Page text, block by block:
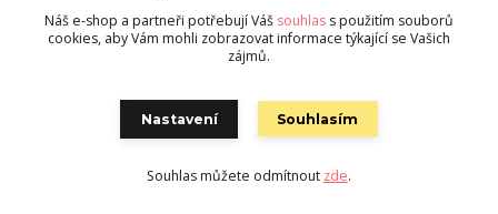
350 Kč
Detail
Náš e-shop a partneři potřebují Váš souhlas s použitím souborů
cookies, aby Vám mohli zobrazovat informace týkající se Vašich
zájmů.
Nastavení Souhlasím
Souhlas můžete odmítnout zde.